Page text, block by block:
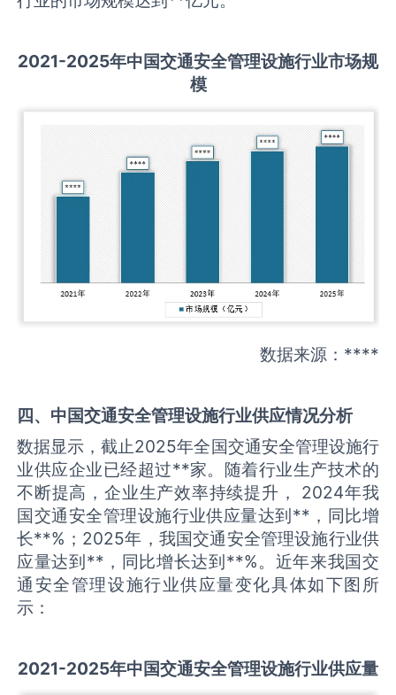
2021-2025年中国交通安全管理设施行业市场规
模
数据来源：****
四、中国交通安全管理设施行业供应情况分析
数据显示，截止2025年全国交通安全管理设施行
业供应企业已经超过**家。随着行业生产技术的
不断提高，企业生产效率持续提升， 2024年我
国交通安全管理设施行业供应量达到**，同比增
长**%；2025年，我国交通安全管理设施行业供
应量达到**，同比增长达到**%。近年来我国交
通安全管理设施行业供应量变化具体如下图所
示：
2021-2025年中国交通安全管理设施行业供应量